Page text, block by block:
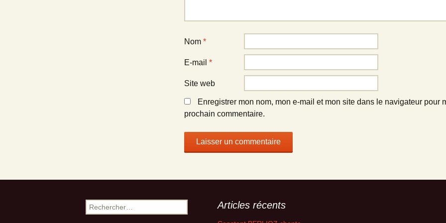
Nom *
E-mail *
Site web
Enregistrer mon nom, mon e-mail et mon site dans le navigateur pour
prochain commentaire.
Rechercher : Articles récents